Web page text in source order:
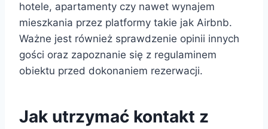
hotele, apartamenty czy nawet wynajem
mieszkania przez platformy takie jak Airbnb.
Ważne jest również sprawdzenie opinii innych
gości oraz zapoznanie się z regulaminem
obiektu przed dokonaniem rezerwacji.
Jak utrzymać kontakt z